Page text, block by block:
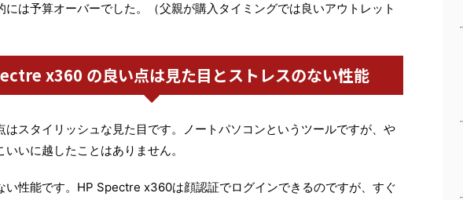
には予算オーバーでした。（父親が購入タイミングでは良いアウトレット
x360 の良い点は見た目とストレスのない性能
はスタイリッシュな見た目です。ノートパソコンというツールですが、や
いに越したことはありません。
い性能です。HP Spectre x360は顔認証でログインできるのですが、すぐ